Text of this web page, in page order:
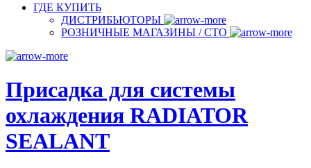
ГДЕ КУПИТЬ
ДИСТРИБЬЮТОРЫ
РОЗНИЧНЫЕ МАГАЗИНЫ / СТО
Присадка для системы
охлаждения RADIATOR
SEALANT